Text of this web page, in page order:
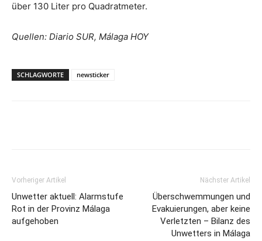
über 130 Liter pro Quadratmeter.
Quellen: Diario SUR, Málaga HOY
SCHLAGWORTE newsticker
Vorheriger Artikel
Unwetter aktuell: Alarmstufe
Rot in der Provinz Málaga
aufgehoben
Nächster Artikel
Überschwemmungen und
Evakuierungen, aber keine
Verletzten – Bilanz des
Unwetters in Málaga